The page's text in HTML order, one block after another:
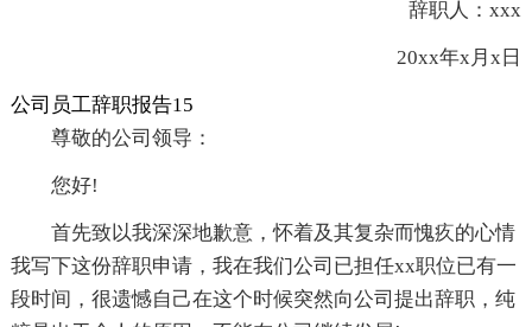
辞职人：xxx
20xx年x月x日
公司员工辞职报告15
尊敬的公司领导：
您好!
首先致以我深深地歉意，怀着及其复杂而愧疚的心情
我写下这份辞职申请，我在我们公司已担任xx职位已有一
段时间，很遗憾自己在这个时候突然向公司提出辞职，纯